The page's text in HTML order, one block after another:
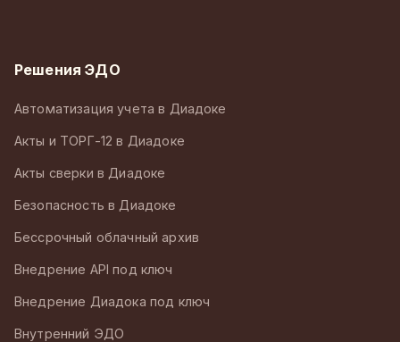
Решения ЭДО
Автоматизация учета в Диадоке
Акты и ТОРГ-12 в Диадоке
Акты сверки в Диадоке
Безопасность в Диадоке
Бессрочный облачный архив
Внедрение API под ключ
Внедрение Диадока под ключ
Внутренний ЭДО